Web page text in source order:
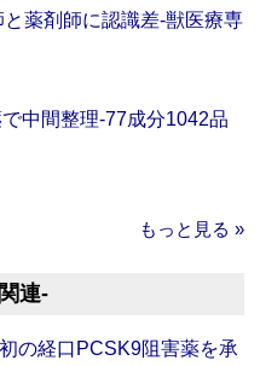
薬剤師に認識差‐獣医療専
中間整理‐77成分1042品
もっと見る »
連‐
の経口PCSK9阻害薬を承